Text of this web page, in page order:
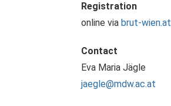
Registration
online via brut-wien.at
Contact
Eva Maria Jägle
jaegle@mdw.ac.at